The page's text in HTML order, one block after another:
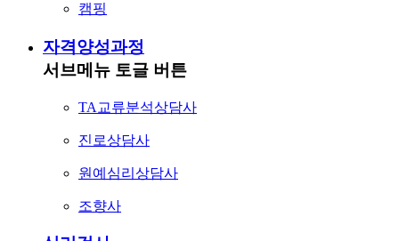
캠핑
자격양성과정
서브메뉴 토글 버튼
TA교류분석상담사
진로상담사
원예심리상담사
조향사